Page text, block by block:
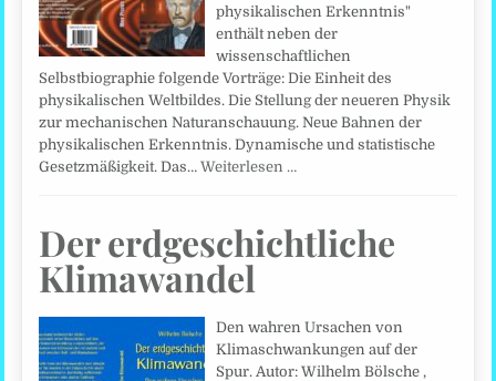
physikalischen Erkenntnis"
enthält neben der
wissenschaftlichen
Selbstbiographie folgende Vorträge: Die Einheit des
physikalischen Weltbildes. Die Stellung der neueren Physik
zur mechanischen Naturanschauung. Neue Bahnen der
physikalischen Erkenntnis. Dynamische und statistische
Gesetzmäßigkeit. Das…Weiterlesen …
Der erdgeschichtliche
Klimawandel
Den wahren Ursachen von
Klimaschwankungen auf der
Spur. Autor: Wilhelm Bölsche ,